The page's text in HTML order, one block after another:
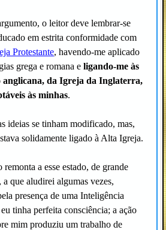
o leitor deve lembrar-se
em estrita conformidade com
Protestante, havendo-me aplicado
grega e romana e ligando-me às
anglicana, da Igreja da Inglaterra,
às minhas.
ideias se tinham modificado, mas,
solidamente ligado à Alta Igreja.
a esse estado, de grande
que aludirei algumas vezes,
presença de uma Inteligência
tinha perfeita consciência; a ação
mim produziu um trabalho de